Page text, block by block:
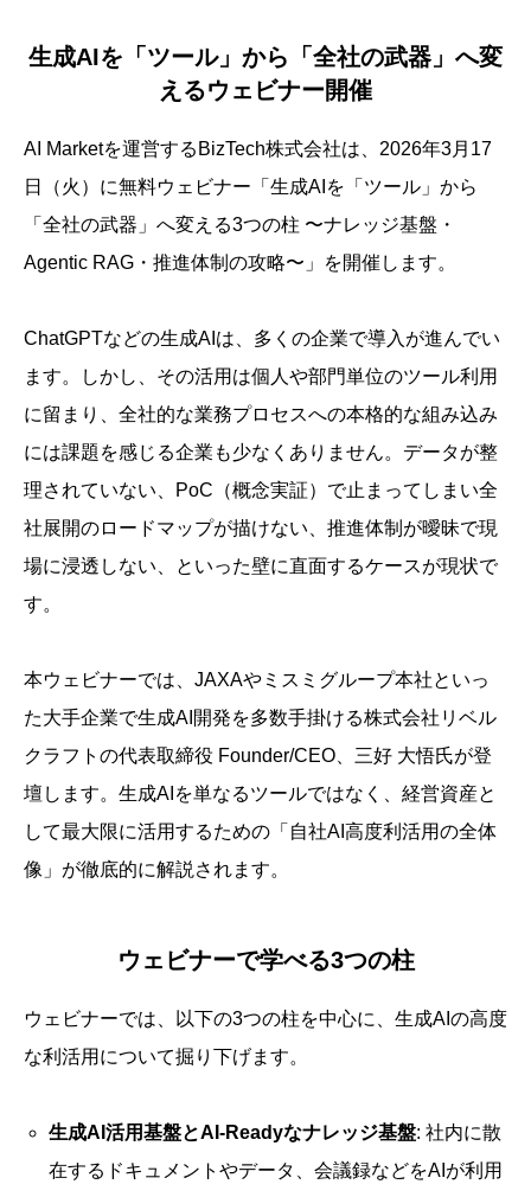
生成AIを「ツール」から「全社の武器」へ変
えるウェビナー開催
AI Marketを運営するBizTech株式会社は、2026年3月17
日（火）に無料ウェビナー「生成AIを「ツール」から
「全社の武器」へ変える3つの柱 〜ナレッジ基盤・
Agentic RAG・推進体制の攻略〜」を開催します。
ChatGPTなどの生成AIは、多くの企業で導入が進んでい
ます。しかし、その活用は個人や部門単位のツール利用
に留まり、全社的な業務プロセスへの本格的な組み込み
には課題を感じる企業も少なくありません。データが整
理されていない、PoC（概念実証）で止まってしまい全
社展開のロードマップが描けない、推進体制が曖昧で現
場に浸透しない、といった壁に直面するケースが現状で
す。
本ウェビナーでは、JAXAやミスミグループ本社といっ
た大手企業で生成AI開発を多数手掛ける株式会社リベル
クラフトの代表取締役 Founder/CEO、三好 大悟氏が登
壇します。生成AIを単なるツールではなく、経営資産と
して最大限に活用するための「自社AI高度利活用の全体
像」が徹底的に解説されます。
ウェビナーで学べる3つの柱
ウェビナーでは、以下の3つの柱を中心に、生成AIの高度
な利活用について掘り下げます。
生成AI活用基盤とAI-Readyなナレッジ基盤: 社内に散
在するドキュメントやデータ、会議録などをAIが利用